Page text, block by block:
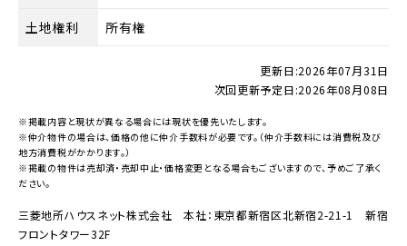
土地権利 所有権
更新日:2026年07月31日
次回更新予定日:2026年08月08日
※掲載内容と現状が異なる場合には現状を優先いたします。
※仲介物件の場合は、価格の他に仲介手数料が必要です。（仲介手数料には消費税及び
地方消費税がかかります。）
※掲載の物件は売却済・売却中止・価格変更となる場合もございますので、予めご了承く
ださい。
三菱地所ハウスネット株式会社 本社：東京都新宿区北新宿2-21-1 新宿
フロントタワー32F